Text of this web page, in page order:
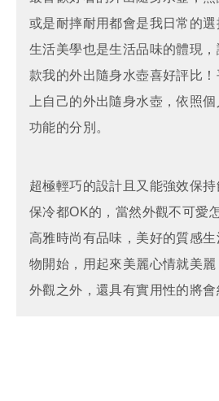
或是耐摔耐用都會是我日常的
生活美學也是生活品味的體現
款我的外出隨身水壺喜好評比
上自己的外出隨身水壺，依照
功能的分別。
超極輕巧的設計且又能強效保
保冷都OK的，當然外觀不可愛
高雅時尚有品味，美好的質感
物開始，用起來美麗心情就美
外觀之外，還具有實用性的將會